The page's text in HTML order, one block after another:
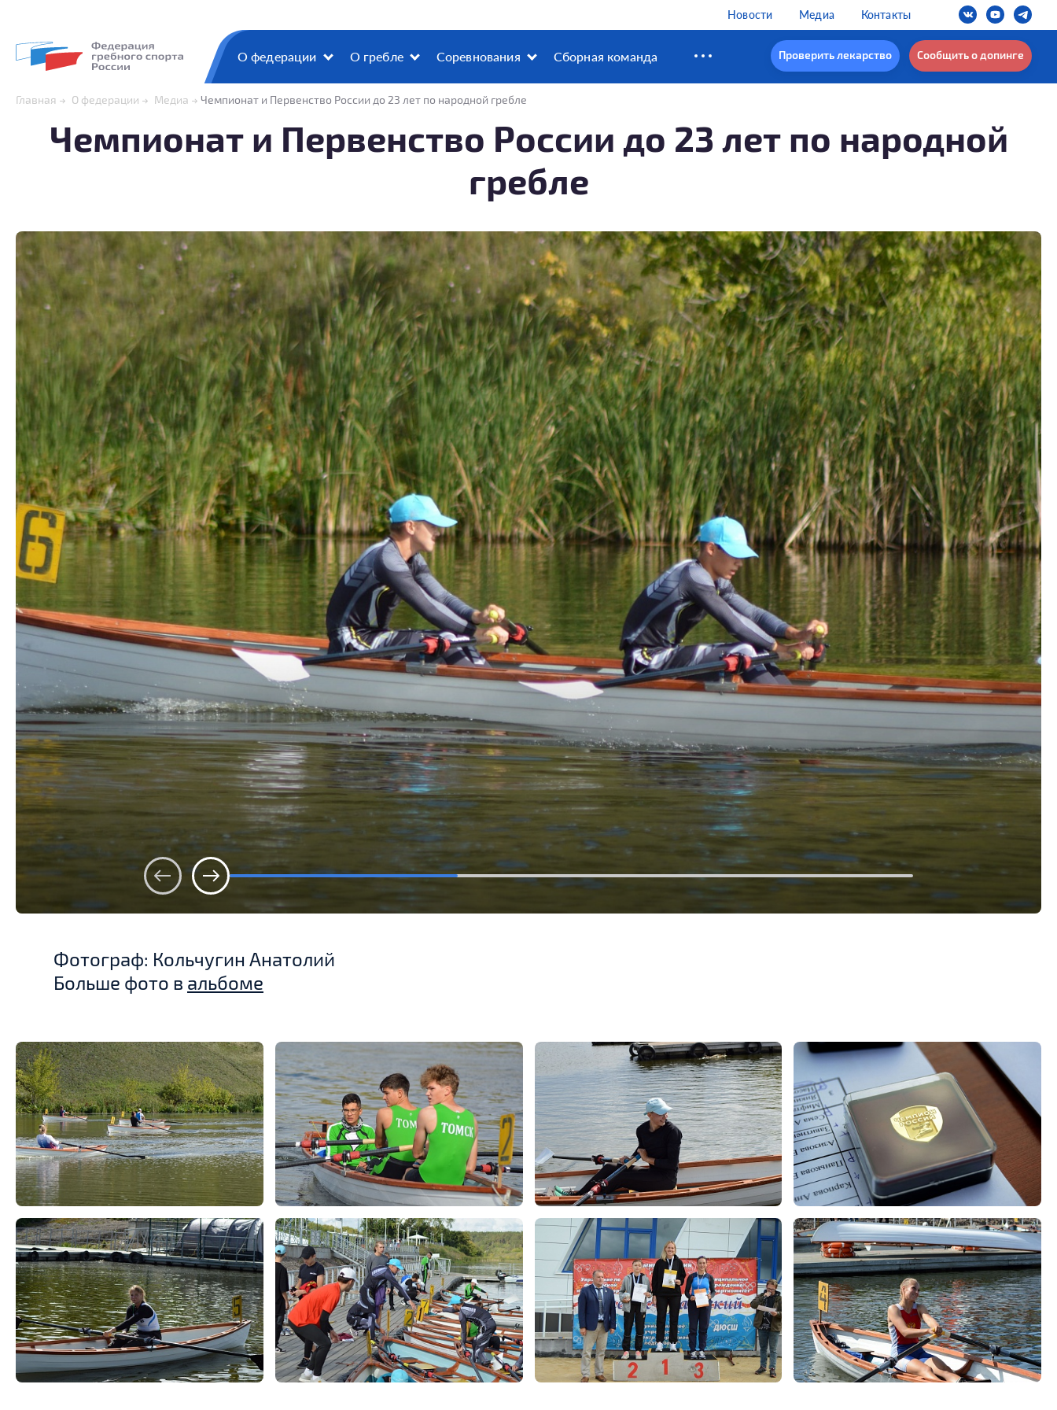
Новости Медиа Контакты
О федерации О гребле Соревнования Сборная команда Проверить лекарство Сообщить о допинге
Главная О федерации Медиа Чемпионат и Первенство России до 23 лет по народной гребле
Чемпионат и Первенство России до 23 лет по народной
гребле
Фотограф: Кольчугин Анатолий
Больше фото в альбоме